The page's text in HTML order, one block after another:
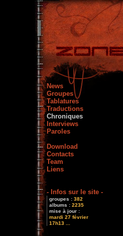
News
Groupes
Tablatures
Traductions
Chroniques
Interviews
Paroles
Download
Contacts
Team
Liens
- Infos sur le site -
groupes : 382
albums : 2235
mise à jour :
mardi 27 février
17h13 ...